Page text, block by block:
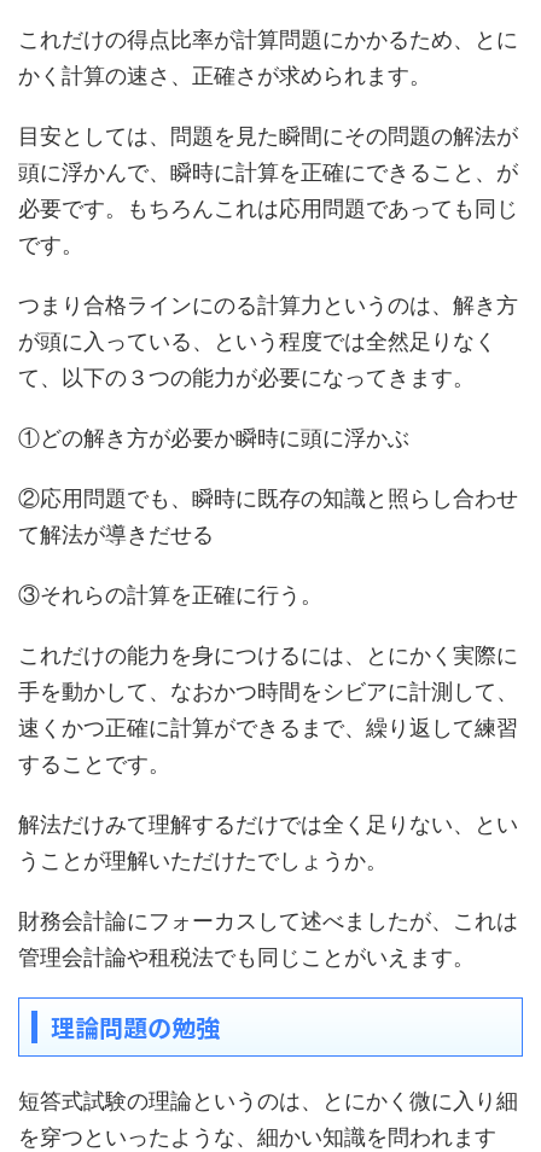
これだけの得点比率が計算問題にかかるため、とに
かく計算の速さ、正確さが求められます。
目安としては、問題を見た瞬間にその問題の解法が
頭に浮かんで、瞬時に計算を正確にできること、が
必要です。もちろんこれは応用問題であっても同じ
です。
つまり合格ラインにのる計算力というのは、解き方
が頭に入っている、という程度では全然足りなく
て、以下の３つの能力が必要になってきます。
①どの解き方が必要か瞬時に頭に浮かぶ
②応用問題でも、瞬時に既存の知識と照らし合わせ
て解法が導きだせる
③それらの計算を正確に行う。
これだけの能力を身につけるには、とにかく実際に
手を動かして、なおかつ時間をシビアに計測して、
速くかつ正確に計算ができるまで、繰り返して練習
することです。
解法だけみて理解するだけでは全く足りない、とい
うことが理解いただけたでしょうか。
財務会計論にフォーカスして述べましたが、これは
管理会計論や租税法でも同じことがいえます。
理論問題の勉強
短答式試験の理論というのは、とにかく微に入り細
を穿つといったような、細かい知識を問われます